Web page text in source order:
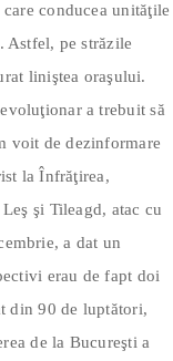
conducea unităţile
Astfel, pe străzile
liniştea oraşului.
a trebuit să
voit de dezinformare
la Înfrăţirea,
şi Tileagd, atac cu
a dat un
erau de fapt doi
din 90 de luptători,
de la Bucureşti a